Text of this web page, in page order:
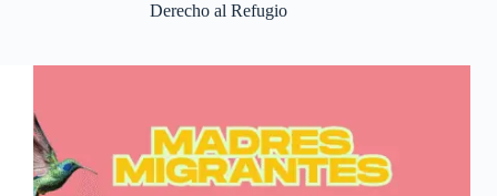
Derecho al Refugio